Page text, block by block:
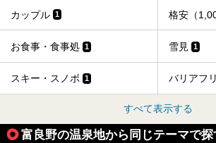
カップル 1 格安（
お食事・食事処 1 雪見 1
スキー・スノボ 1 バリアフ
すべて表示する
富良野の温泉地から同じテーマで探